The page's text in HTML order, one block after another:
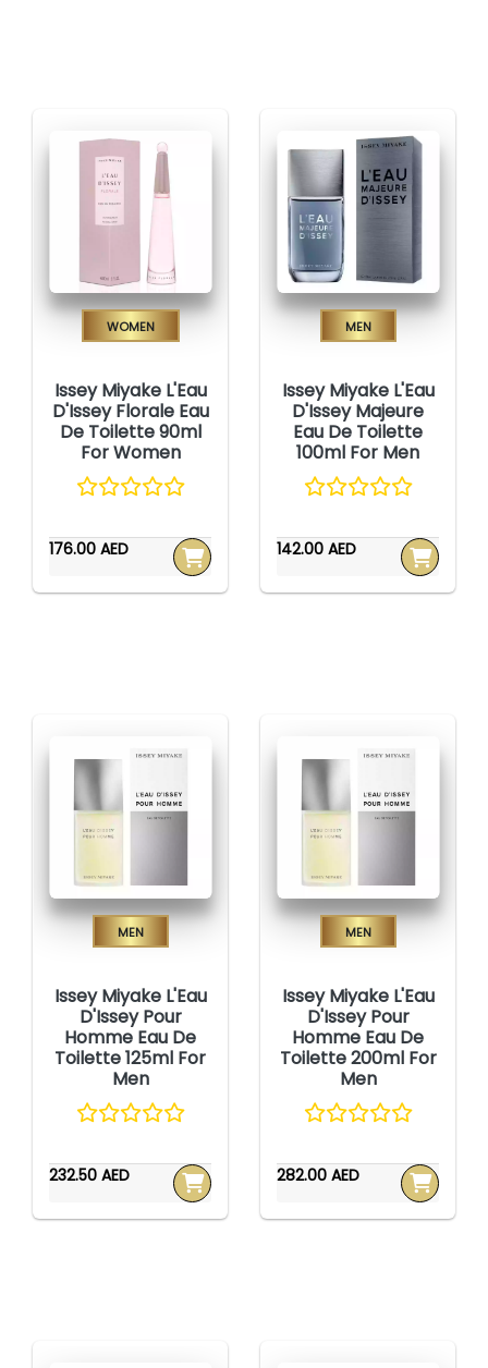
Women
Issey Miyake L'Eau
D'Issey Florale Eau
De Toilette 90ml
For Women
176.00 AED
Men
Issey Miyake L'Eau
D'Issey Majeure
Eau De Toilette
100ml For Men
142.00 AED
Men
Issey Miyake L'Eau
D'Issey Pour
Homme Eau De
Toilette 125ml For
Men
232.50 AED
Men
Issey Miyake L'Eau
D'Issey Pour
Homme Eau De
Toilette 200ml For
Men
282.00 AED